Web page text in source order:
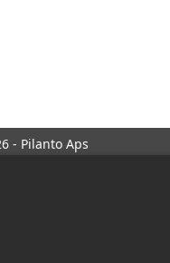
- Pilanto Aps